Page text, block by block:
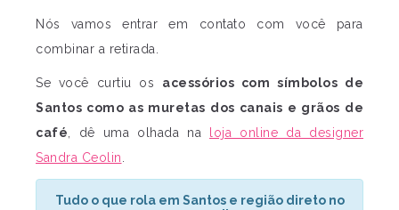
Nós vamos entrar em contato com você para
combinar a retirada.
Se você curtiu os acessórios com símbolos de
Santos como as muretas dos canais e grãos de
café, dê uma olhada na loja online da designer
Sandra Ceolin.
Tudo o que rola em Santos e região direto no